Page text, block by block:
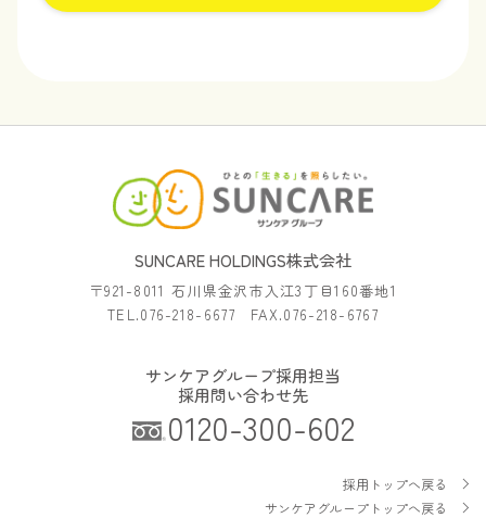
SUNCARE HOLDINGS株式会社
〒921-8011 石川県金沢市入江3丁目160番地1
TEL.076-218-6677 FAX.076-218-6767
サンケアグループ採用担当
採用問い合わせ先
0120-300-602
採用トップへ戻る
サンケアグループトップへ戻る